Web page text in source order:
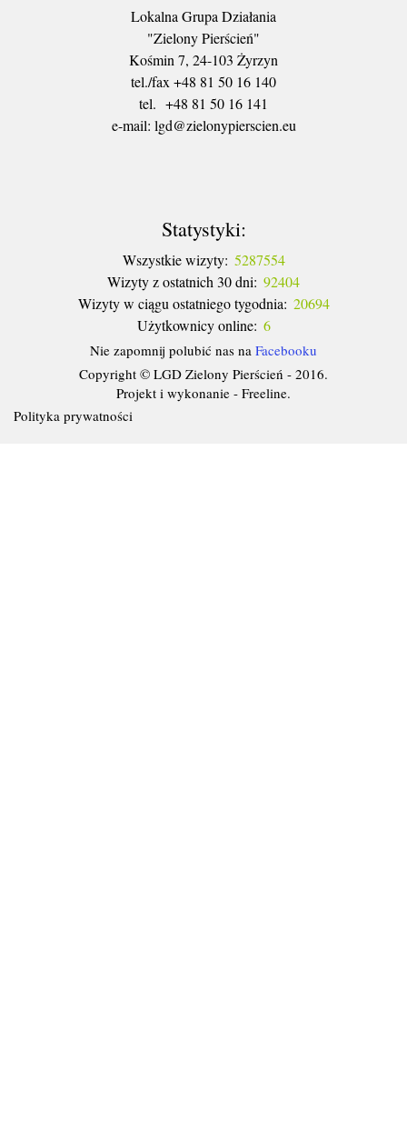
Lokalna Grupa Działania
"Zielony Pierścień"
Kośmin 7, 24-103 Żyrzyn
tel./fax +48 81 50 16 140
tel. +48 81 50 16 141
​e-mail: lgd@zielonypierscien.eu
Statystyki:
Wszystkie wizyty: 5287554
Wizyty z ostatnich 30 dni: 92404
Wizyty w ciągu ostatniego tygodnia: 20694
Użytkownicy online: 6
Nie zapomnij polubić nas na Facebooku
Copyright © LGD Zielony Pierścień - 2016.
Projekt i wykonanie - Freeline.
Polityka prywatności